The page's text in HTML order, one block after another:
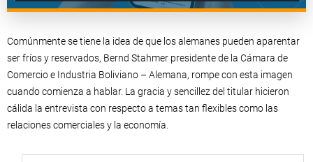
Comúnmente se tiene la idea de que los alemanes pueden aparentar
ser fríos y reservados, Bernd Stahmer presidente de la Cámara de
Comercio e Industria Boliviano – Alemana, rompe con esta imagen
cuando comienza a hablar. La gracia y sencillez del titular hicieron
cálida la entrevista con respecto a temas tan flexibles como las
relaciones comerciales y la economía.